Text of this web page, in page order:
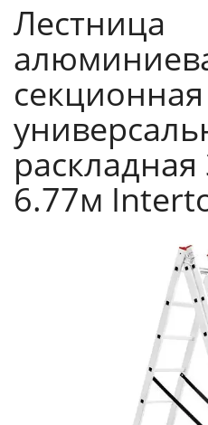
Лестница
секционная
раскладная
6.77м